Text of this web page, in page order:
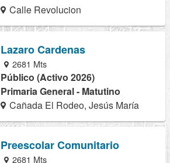
Calle Revolucion
Lazaro Cardenas
2681 Mts
Público (Activo 2026)
Primaria General - Matutino
Cañada El Rodeo, Jesús María
Preescolar Comunitario
2681 Mts